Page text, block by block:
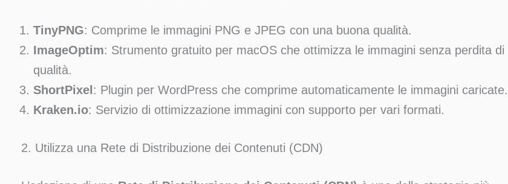
TinyPNG: Comprime le immagini PNG e JPEG con una buona qualità.
ImageOptim: Strumento gratuito per macOS che ottimizza le immagini senza perdita di
qualità.
ShortPixel : Plugin per WordPress che comprime automaticamente le immagini caricate.
Kraken.io: Servizio di ottimizzazione immagini con supporto per vari formati.
2. Utilizza una Rete di Distribuzione dei Contenuti (CDN)